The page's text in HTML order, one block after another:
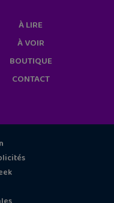
À LIRE
À VOIR
BOUTIQUE
CONTACT